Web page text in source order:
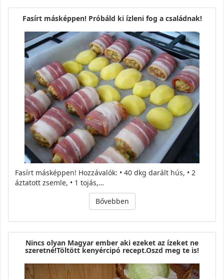
Fasírt másképpen! Próbáld ki ízleni fog a családnak!
Fasírt másképpen! Hozzávalók: • 40 dkg darált hús, • 2
áztatott zsemle, • 1 tojás,…
Bővebben
Nincs olyan Magyar ember aki ezeket az ízeket ne
szeretné!Töltött kenyércipó recept.Oszd meg te is!